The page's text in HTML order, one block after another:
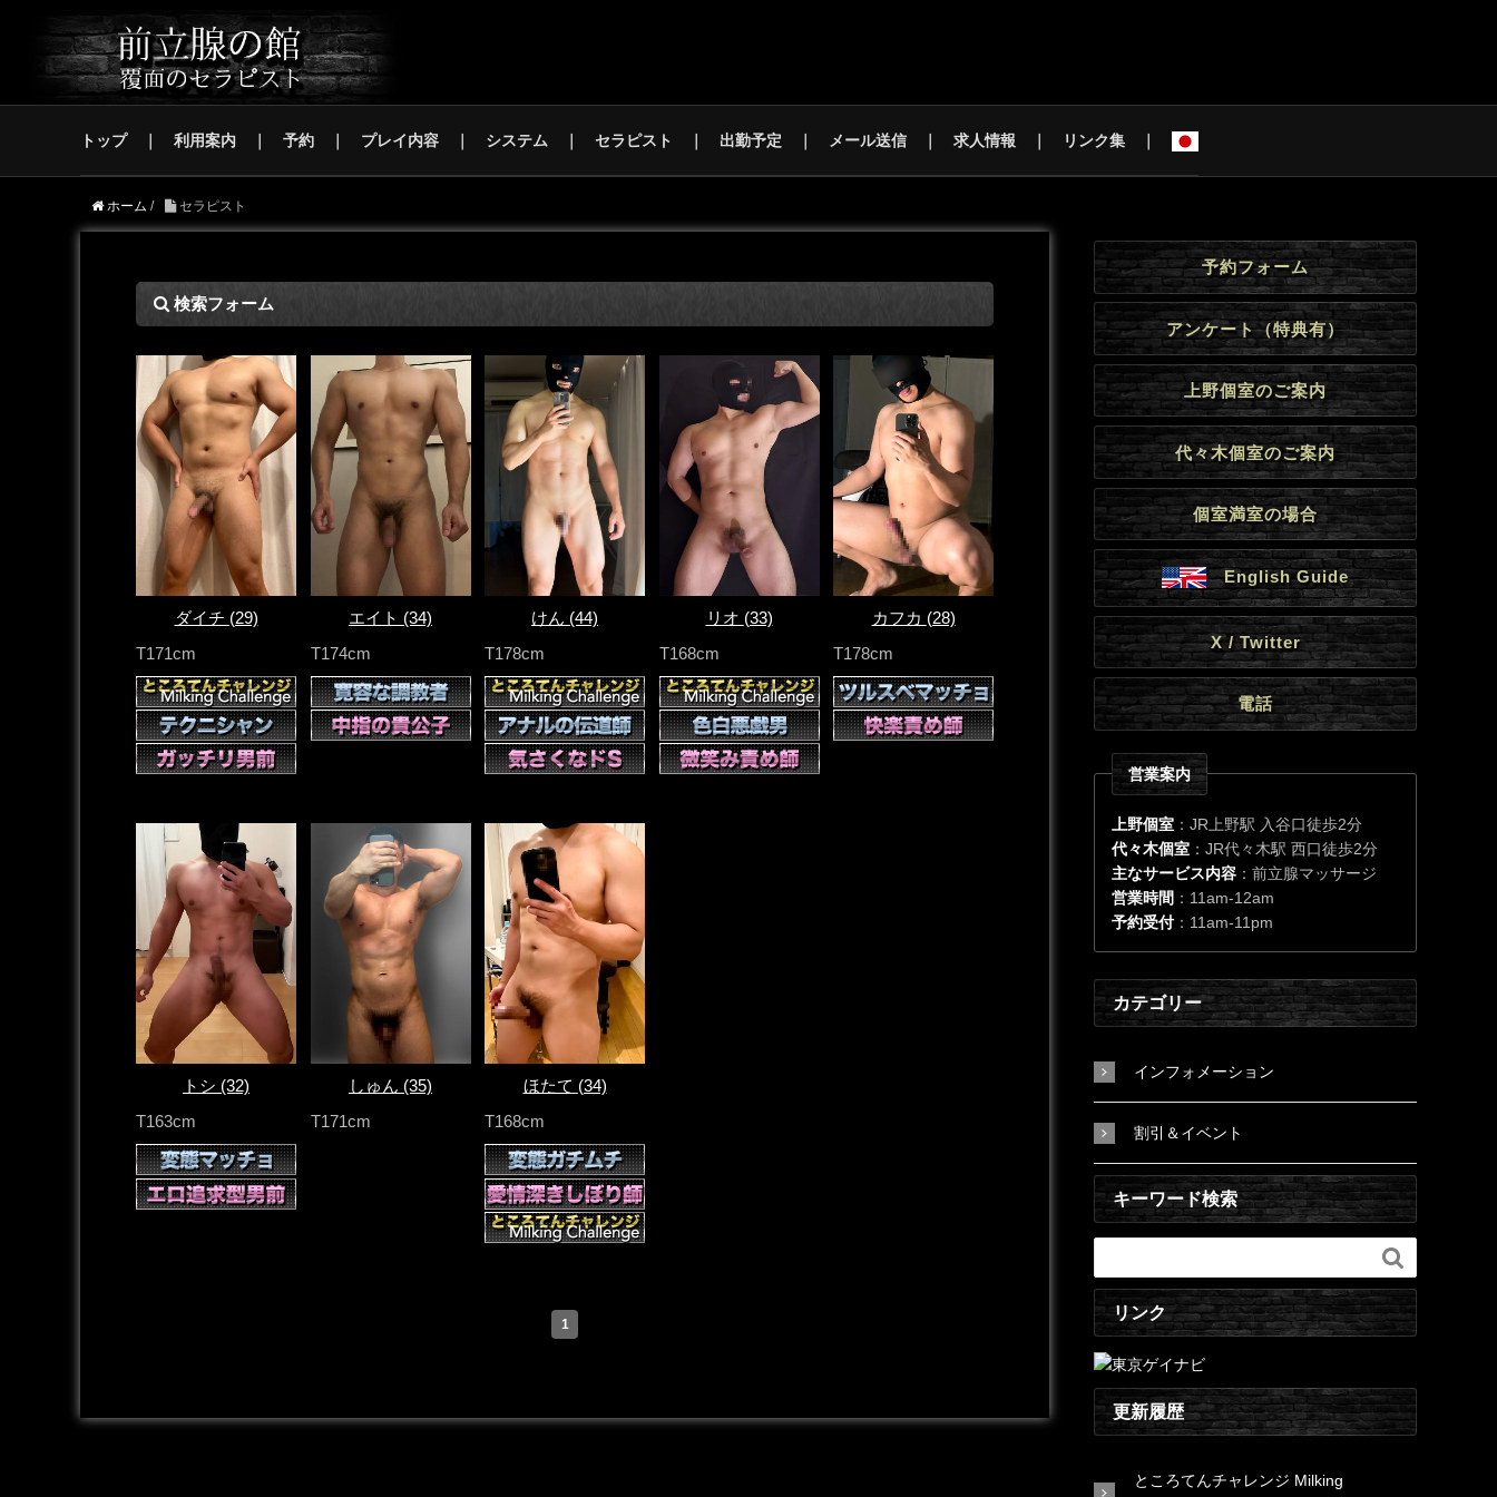
トップ 利用案内 予約 プレイ内容 システム セラピスト 出勤予定 メール送信 求人情報 リンク集
ホーム / セラピスト
検索フォーム
ダイチ (29)
T171cm
エイト (34)
T174cm
けん (44)
T178cm
リオ (33)
T168cm
カフカ (28)
T178cm
トシ (32)
T163cm
しゅん (35)
T171cm
ほたて (34)
T168cm
1
予約フォーム
アンケート（特典有）
上野個室のご案内
代々木個室のご案内
個室満室の場合
English Guide
X / Twitter
電話
営業案内
上野個室 ：JR上野駅 入谷口徒歩2分
代々木個室 ：JR代々木駅 西口徒歩2分
主なサービス内容 ：前立腺マッサージ
営業時間 ：11am-12am
予約受付：11am-11pm
カテゴリー
インフォメーション
割引＆イベント
キーワード検索

リンク
更新履歴
ところてんチャレンジ Milking